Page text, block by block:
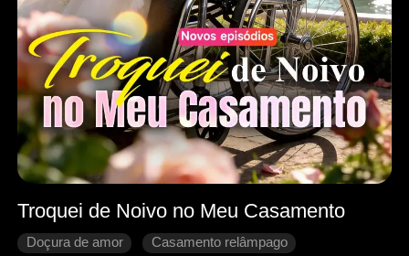
Troquei de Noivo no Meu Casamento
Doçura de amor
Casamento relâmpago